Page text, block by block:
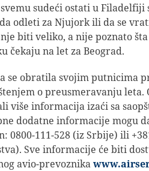
sudeći ostati u Filadelfiji
odleti za Njujork ili da se
biti veliko, a nije poznato
čekaju na let za Beograd.
se obratila svojim putnicima
o preusmeravanju leta.
više informacija izaći sa
dodatne informacije mogu
0800-111-528 (iz Srbije) ili
Sve informacije će biti
avio-prevoznika